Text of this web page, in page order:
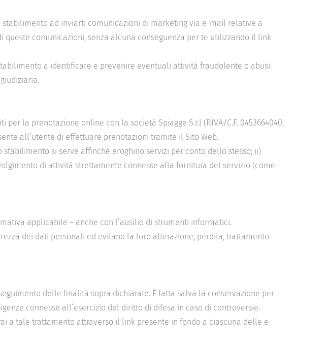
ad inviarti comunicazioni di marketing via e-mail relative a
comunicazioni, senza alcuna conseguenza per te utilizzando il link
a identificare e prevenire eventuali attività fraudolente o abusi
la prenotazione online con la società Spiagge S.r.l (P.IVA/C.F. 0453664040;
all’utente di effettuare prenotazioni tramite il Sito Web.
si serve affinché eroghino servizi per conto dello stesso; ii)
di attività strettamente connesse alla fornitura del servizio (come
applicabile – anche con l’ausilio di strumenti informatici.
dei dati personali ed evitano la loro alterazione, perdita, trattamento
delle finalità sopra dichiarate. È fatta salva la conservazione per
connesse all’esercizio del diritto di difesa in caso di controversie.
a tale trattamento attraverso il link presente in fondo a ciascuna delle e-